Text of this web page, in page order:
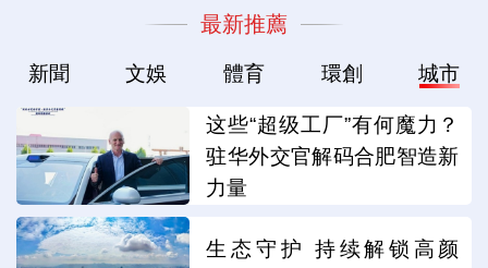
最新推薦
新聞 文娛 體育 環創 城市
这些“超级工厂”有何魔力？
驻华外交官解码合肥智造新
力量
生态守护 持续解锁高颜